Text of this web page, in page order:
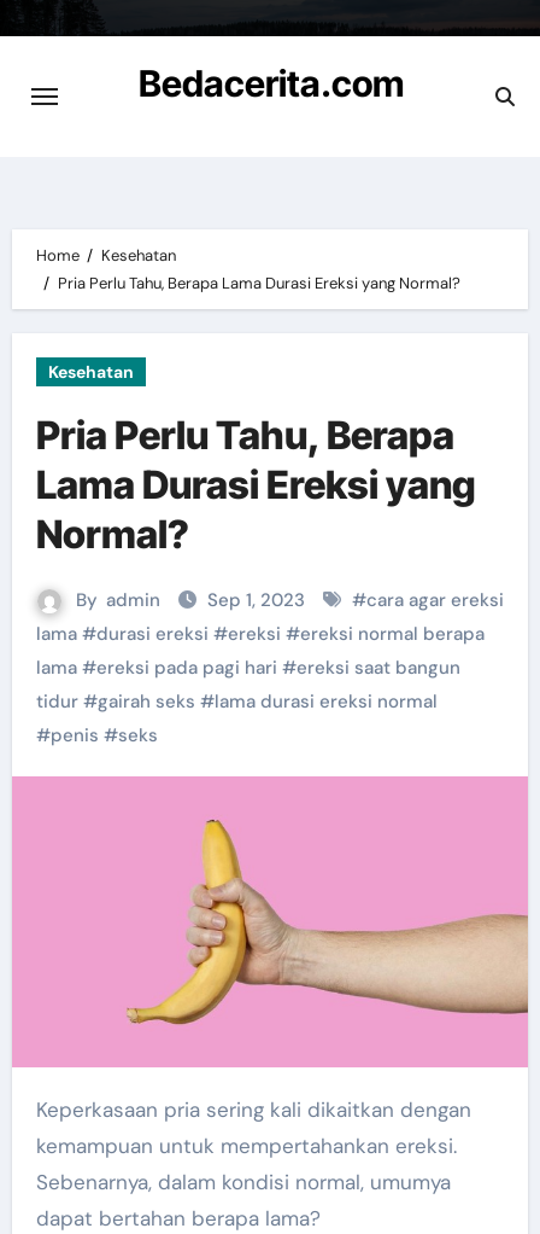
content
Bedacerita.com
Home
Kesehatan
Pria Perlu Tahu, Berapa Lama Durasi Ereksi yang Normal?
Kesehatan
Pria Perlu Tahu, Berapa
Lama Durasi Ereksi yang
Normal?
By admin Sep 1, 2023 #cara agar ereksi
lama#durasi ereksi #ereksi #ereksi normal berapa
lama#ereksi pada pagi hari #ereksi saat bangun
tidur#gairah seks #lama durasi ereksi normal
#penis #seks
Keperkasaan pria sering kali dikaitkan dengan
kemampuan untuk mempertahankan ereksi.
Sebenarnya, dalam kondisi normal, umumya
dapat bertahan berapa lama?